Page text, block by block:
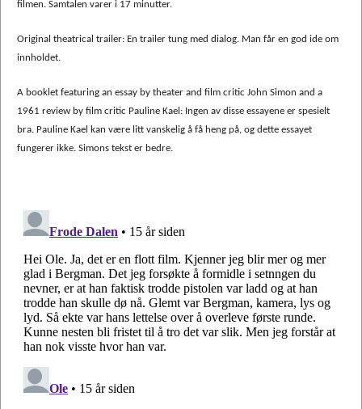
filmen. Samtalen varer i 17 minutter.
Original theatrical trailer: En trailer tung med dialog. Man får en god ide om
innholdet.
A booklet featuring an essay by theater and film critic John Simon and a
1961 review by film critic Pauline Kael: Ingen av disse essayene er spesielt
bra. Pauline Kael kan være litt vanskelig å få heng på, og dette essayet
fungerer ikke. Simons tekst er bedre.